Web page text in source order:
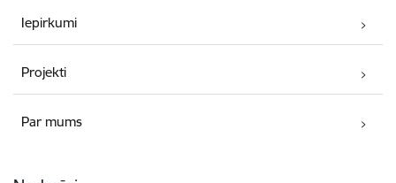
Iepirkumi
Projekti
Par mums